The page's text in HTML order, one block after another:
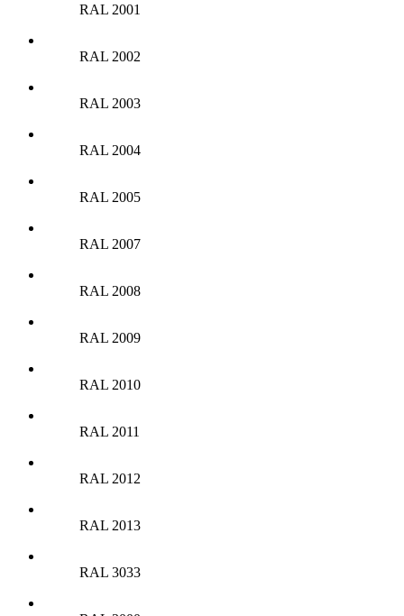
RAL 2001
RAL 2002
RAL 2003
RAL 2004
RAL 2005
RAL 2007
RAL 2008
RAL 2009
RAL 2010
RAL 2011
RAL 2012
RAL 2013
RAL 3033